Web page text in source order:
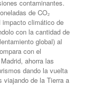
contaminantes.
de CO₂
impacto climático de
con la cantidad de
global) al
con el
ahorra las
dando la vuelta
viajando de la Tierra a